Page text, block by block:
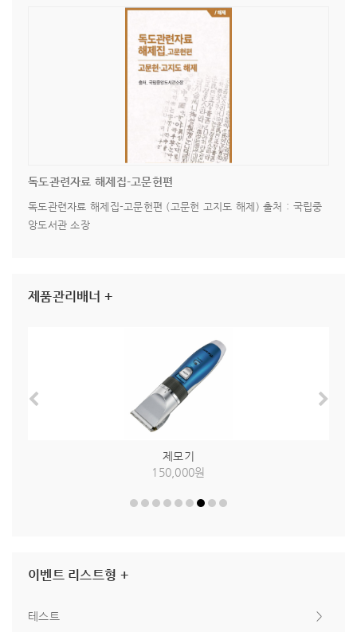
독도관련자료 해제집-고문헌편
독도관련자료 해제집-고문헌편 (고문헌 고지도 해제) 출처 : 국립중
앙도서관 소장
제품관리배너 +
제모기
150,000원
이벤트 리스트형 +
테스트 ＞